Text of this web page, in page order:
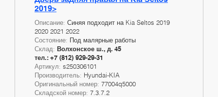
2019>
Описание: Синяя подходит на Kia Seltos 2019
2020 2021 2022
Состояние: Под малярные работы
Склад: Волхонское ш., д. 45
тел.: +7 (812) 929-29-31
Артикул: s250306101
Производитель: Hyundai-KIA
Оригинальный номер: 77004q5000
Складской номер: 7.3.7.2